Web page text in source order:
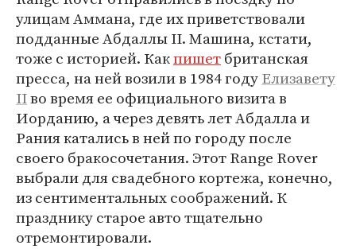
улицам Аммана, где их приветствовали
подданные Абдаллы II. Машина, кстати,
тоже с историей. Какпишетбританская
пресса, на ней возили в 1984 годуЕлизавету
IIво время ее официального визита в
Иорданию, а через девять лет Абдалла и
Рания катались в ней по городу после
своего бракосочетания. Этот Range Rover
выбрали для свадебного кортежа, конечно,
из сентиментальных соображений. К
празднику старое авто тщательно
отремонтировали.